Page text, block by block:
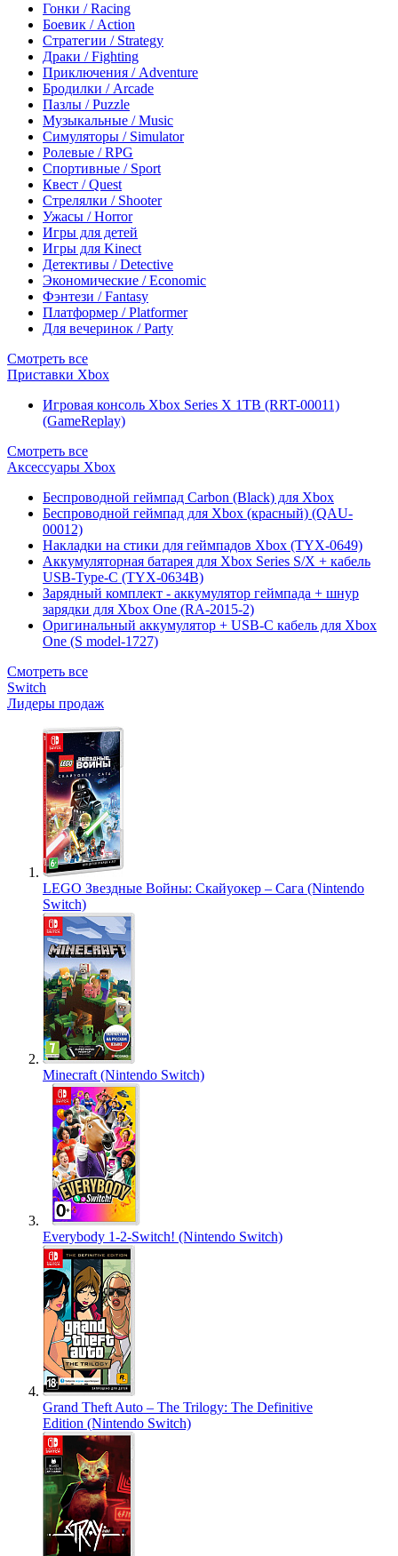
Гонки / Racing
Боевик / Action
Стратегии / Strategy
Драки / Fighting
Приключения / Adventure
Бродилки / Arcade
Пазлы / Puzzle
Музыкальные / Music
Симуляторы / Simulator
Ролевые / RPG
Спортивные / Sport
Квест / Quest
Стрелялки / Shooter
Ужасы / Horror
Игры для детей
Игры для Kinect
Детективы / Detective
Экономические / Economic
Фэнтези / Fantasy
Платформер / Platformer
Для вечеринок / Party
Смотреть все
Приставки Xbox
Игровая консоль Xbox Series X 1TB (RRT-00011)
(GameReplay)
Смотреть все
Аксессуары Xbox
Беспроводной геймпад Carbon (Black) для Xbox
Беспроводной геймпад для Xbox (красный) (QAU-
00012)
Накладки на стики для геймпадов Xbox (TYX-0649)
Аккумуляторная батарея для Xbox Series S/X + кабель
USB-Type-C (TYX-0634B)
Зарядный комплект - аккумулятор геймпада + шнур
зарядки для Xbox One (RA-2015-2)
Оригинальный аккумулятор + USB-C кабель для Xbox
One (S model-1727)
Смотреть все
Switch
Лидеры продаж
LEGO Звездные Войны: Скайуокер – Сага (Nintendo
Switch)
Minecraft (Nintendo Switch)
Everybody 1-2-Switch! (Nintendo Switch)
Grand Theft Auto – The Trilogy: The Definitive
Edition (Nintendo Switch)